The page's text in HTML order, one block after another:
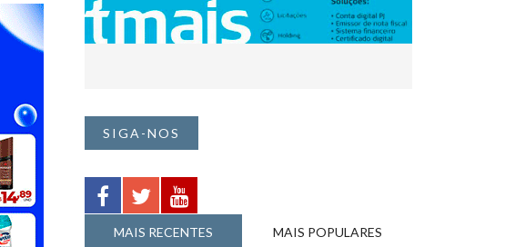
SIGA-NOS
MAIS RECENTES MAIS POPULARES